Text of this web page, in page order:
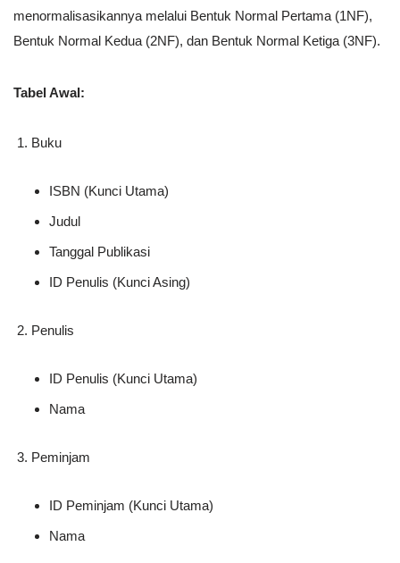
menormalisasikannya melalui Bentuk Normal Pertama (1NF),
Bentuk Normal Kedua (2NF), dan Bentuk Normal Ketiga (3NF).
Tabel Awal:
Buku
ISBN (Kunci Utama)
Judul
Tanggal Publikasi
ID Penulis (Kunci Asing)
Penulis
ID Penulis (Kunci Utama)
Nama
Peminjam
ID Peminjam (Kunci Utama)
Nama